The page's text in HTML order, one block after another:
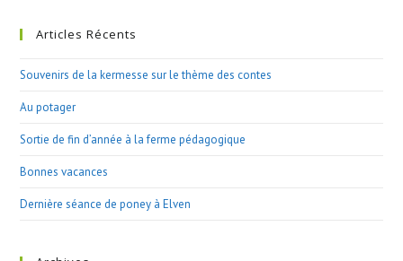
Articles Récents
Souvenirs de la kermesse sur le thème des contes
Au potager
Sortie de fin d’année à la ferme pédagogique
Bonnes vacances
Dernière séance de poney à Elven